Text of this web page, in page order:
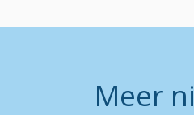
Meer